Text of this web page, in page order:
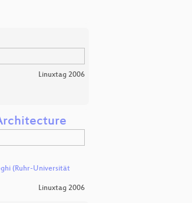
Linuxtag 2006
(Ruhr-Universität
Linuxtag 2006